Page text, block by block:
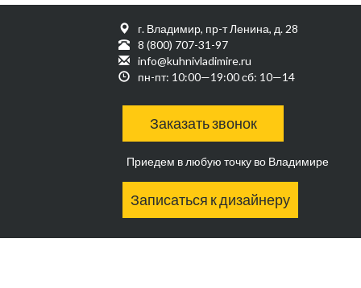
г. Владимир, пр-т Ленина, д. 28
8 (800) 707-31-97
info@kuhnivladimire.ru
пн-пт: 10:00—19:00 сб: 10—14
Заказать звонок
Приедем в любую точку во Владимире
Записаться к дизайнеру